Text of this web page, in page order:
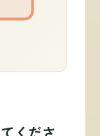
くださ